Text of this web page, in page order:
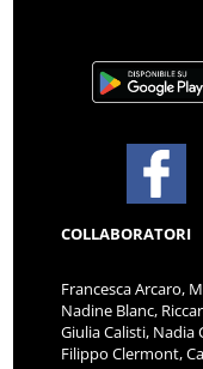
COLLABORATORI
Francesca Arcaro,
Nadine Blanc,
Giulia Calisti, Nadia
Filippo Clermont,